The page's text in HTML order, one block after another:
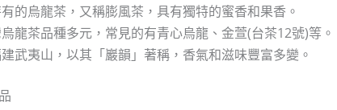
的烏龍茶，又稱膨風茶，具有獨特的蜜香和果香。
龍茶品種多元，常見的有青心烏龍、金萱(台茶12號)等。
武夷山，以其「巖韻」著稱，香氣和滋味豐富多變。